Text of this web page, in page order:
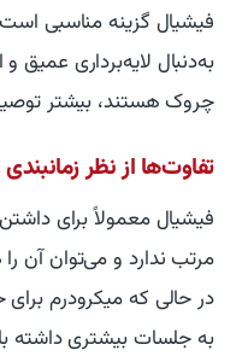
فیشیال گزینه مناسبی
به‌دنبال لایه‌برداری عمیق
چروک هستند، بیشتر
تفاوت‌ها از نظر
فیشیال معمولاً برای
مرتب ندارد و می‌توان آن
در حالی که میکرودرم
به جلسات بیشتری داشته